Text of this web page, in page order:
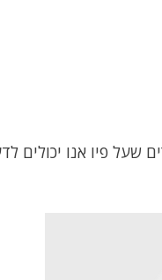
פיו אנו יכולים